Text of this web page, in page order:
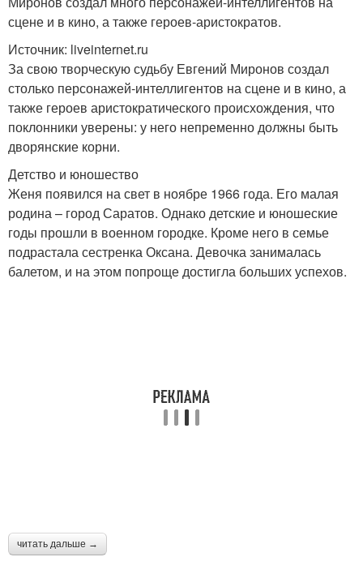
сцене и в кино, а также героев-аристократов.
Источник: liveinternet.ru
За свою творческую судьбу Евгений Миронов создал
столько персонажей-интеллигентов на сцене и в кино, а
также героев аристократического происхождения, что
поклонники уверены: у него непременно должны быть
дворянские корни.
Детство и юношество
Женя появился на свет в ноябре 1966 года. Его малая
родина – город Саратов. Однако детские и юношеские
годы прошли в военном городке. Кроме него в семье
подрастала сестренка Оксана. Девочка занималась
балетом, и на этом попроще достигла больших успехов.
читать дальше →